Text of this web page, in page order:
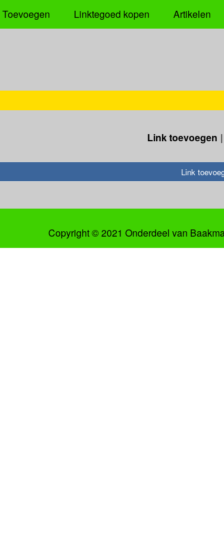
Toevoegen Linktegoed kopen Artikelen
Link toevoegen
Link
Copyright © 2021 Onderdeel van